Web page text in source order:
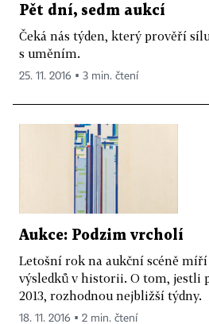
Pět dní, sedm aukcí
Čeká nás týden, který prověří
s uměním.
25. 11. 2016 ▪ 3 min. čtení
Aukce: Podzim vrcholí
Letošní rok na aukční scéně
výsledků v historii. O tom, jestli
2013, rozhodnou nejbližší týdny.
18. 11. 2016 ▪ 2 min. čtení